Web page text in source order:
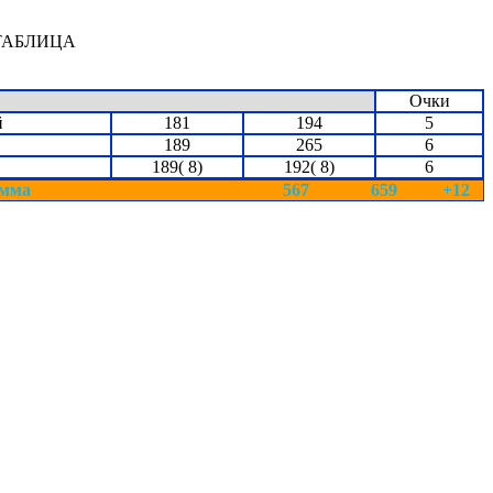
Очки
181 194
5
189
265
6
189( 8)
192( 8)
6
567 659 +12